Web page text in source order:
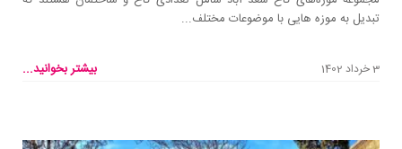
تبدیل به موزه هایی با موضوعات مختلف...
3 خرداد 1402 بیشتر بخوانید...